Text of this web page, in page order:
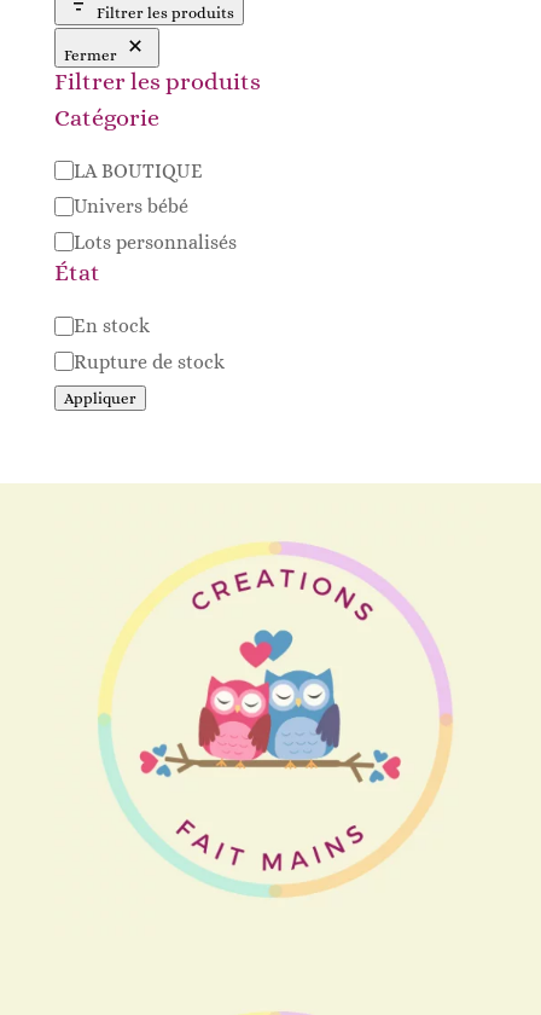
Filtrer les produits
Fermer
Filtrer les produits
Catégorie
Catégorie
LA BOUTIQUE
Univers bébé
Lots personnalisés
État
Disponibilité
En stock
Rupture de stock
Appliquer